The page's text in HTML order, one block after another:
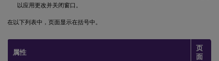
以应用更改并关闭窗口。
在以下列表中，页面显示在括号中。
属性
页
面